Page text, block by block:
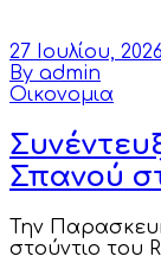
27 Ιουλίου, 2026
By admin
Οικονομια
Σπανού
Την
στούντιο του